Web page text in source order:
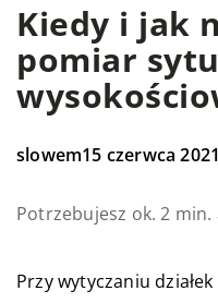
Kiedy i jak
pomiar
slowem15 czerwca 2021
Potrzebujesz ok. 2
Przy wytyczaniu